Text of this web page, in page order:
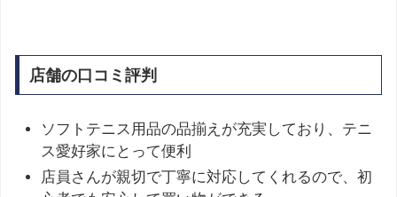
店舗の口コミ評判
ソフトテニス用品の品揃えが充実しており、テニ
ス愛好家にとって便利
店員さんが親切で丁寧に対応してくれるので、初